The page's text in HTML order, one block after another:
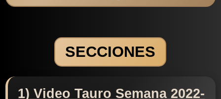
SECCIONES
1) Video Tauro Semana 2022-